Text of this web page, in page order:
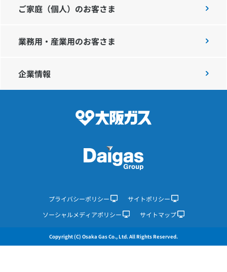
企業情報
業務用・産業用のお客さま
技術開発
サステナビリティ
IR情報
プレスリリース
ご家庭（個人）のお客さま
業務用・産業用のお客さま
企業情報
プライバシーポリシー
サイトポリシー
ソーシャルメディアポリシー
サイトマップ
Copyright (C) Osaka Gas Co., Ltd. All Rights Reserved.